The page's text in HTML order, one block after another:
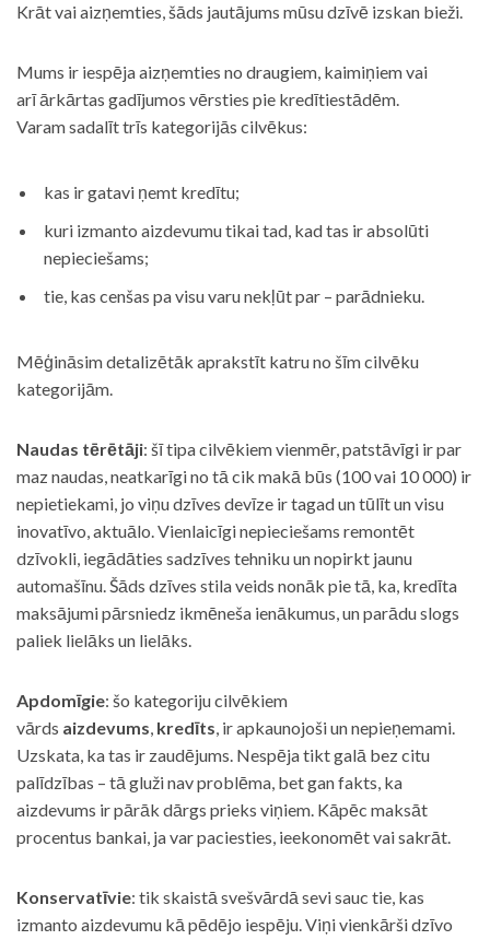
Krāt vai aizņemties, šāds jautājums mūsu dzīvē izskan bieži.
Mums ir iespēja aizņemties no draugiem, kaimiņiem vai
arī ārkārtas gadījumos vērsties pie kredītiestādēm.
Varam sadalīt trīs kategorijās cilvēkus:
kas ir gatavi ņemt kredītu;
kuri izmanto aizdevumu tikai tad, kad tas ir absolūti
nepieciešams;
tie, kas cenšas pa visu varu nekļūt par – parādnieku.
Mēģināsim detalizētāk aprakstīt katru no šīm cilvēku
kategorijām.
Naudas tērētāji: šī tipa cilvēkiem vienmēr, patstāvīgi ir par
maz naudas, neatkarīgi no tā cik makā būs (100 vai 10 000) ir
nepietiekami, jo viņu dzīves devīze ir tagad un tūlīt un visu
inovatīvo, aktuālo. Vienlaicīgi nepieciešams remontēt
dzīvokli, iegādāties sadzīves tehniku un nopirkt jaunu
automašīnu. Šāds dzīves stila veids nonāk pie tā, ka, kredīta
maksājumi pārsniedz ikmēneša ienākumus, un parādu slogs
paliek lielāks un lielāks.
Apdomīgie: šo kategoriju cilvēkiem
vārds aizdevums, kredīts, ir apkaunojoši un nepieņemami.
Uzskata, ka tas ir zaudējums. Nespēja tikt galā bez citu
palīdzības – tā gluži nav problēma, bet gan fakts, ka
aizdevums ir pārāk dārgs prieks viņiem. Kāpēc maksāt
procentus bankai, ja var paciesties, ieekonomēt vai sakrāt.
Konservatīvie: tik skaistā svešvārdā sevi sauc tie, kas
izmanto aizdevumu kā pēdējo iespēju. Viņi vienkārši dzīvo